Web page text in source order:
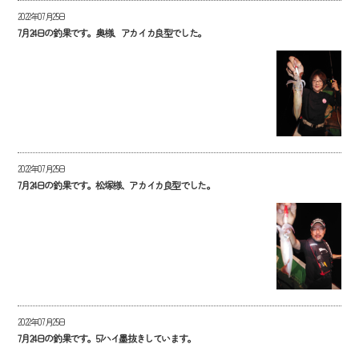
2022年07月25日
7月24日の釣果です。奥様、アカイカ良型でした。
2022年07月25日
7月24日の釣果です。松塚様、アカイカ良型でした。
2022年07月25日
7月24日の釣果です。57ハイ墨抜きしています。